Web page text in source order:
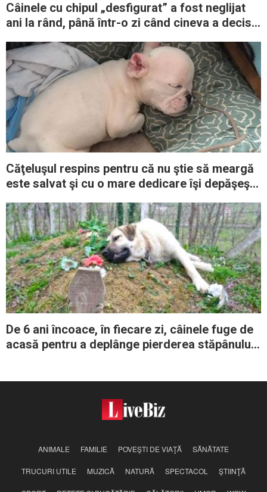
Câinele cu chipul „desfigurat” a fost neglijat
ani la rând, până într-o zi când cineva a decis
Căţeluşul respins pentru că nu ştie să meargă
este salvat şi cu o mare dedicare îşi depăşeşte
De 6 ani încoace, în fiecare zi, câinele fuge de
acasă pentru a deplânge pierderea stăpânului
ANIMALE FAMILIE POVEŞTI DE VIAŢĂ SĂNĂTATE
TRUCURI UTILE MUZICĂ NATURĂ SPECTACOL ŞTIINŢĂ